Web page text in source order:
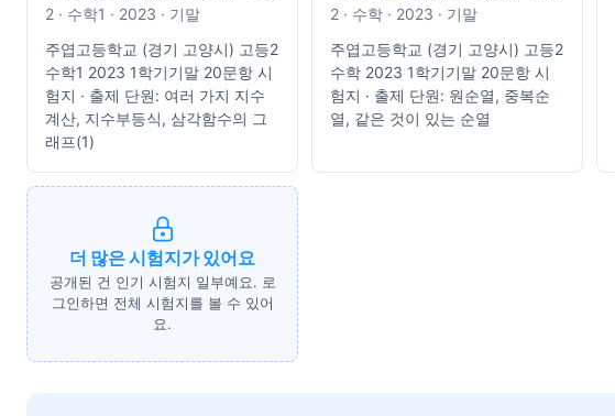
2 · 수학1 · 2023 · 기말
주엽고등학교 (경기 고양시) 고등2
수학1 2023 1학기기말 20문항 시
험지 · 출제 단원: 여러 가지 지수
계산, 지수부등식, 삼각함수의 그
래프(1)
2 · 수학 · 2023 · 기말
주엽고등학교 (경기 고양시) 고등2
수학 2023 1학기기말 20문항 시
험지 · 출제 단원: 원순열, 중복순
열, 같은 것이 있는 순열
더 많은 시험지가 있어요
공개된 건 인기 시험지 일부예요. 로
그인하면 전체 시험지를 볼 수 있어
요.